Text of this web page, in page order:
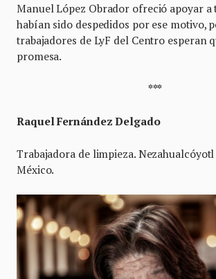
Manuel López Obrador ofreció apoyar a
habían sido despedidos por ese motivo,
trabajadores de LyF del Centro esperan
promesa.
***
Raquel Fernández Delgado
Trabajadora de limpieza. Nezahualcóyotl
México.